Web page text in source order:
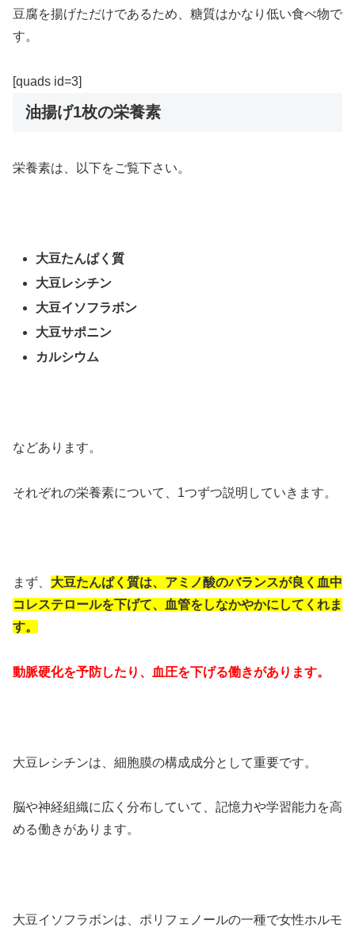
豆腐を揚げただけであるため、糖質はかなり低い食べ物で
す。
[quads id=3]
油揚げ1枚の栄養素
栄養素は、以下をご覧下さい。
大豆たんぱく質
大豆レシチン
大豆イソフラボン
大豆サポニン
カルシウム
などあります。
それぞれの栄養素について、1つずつ説明していきます。
まず、 大豆たんぱく質は、アミノ酸のバランスが良く血中
コレステロールを下げて、血管をしなかやかにしてくれま
す。
動脈硬化を予防したり、血圧を下げる働きがあります。
大豆レシチンは、細胞膜の構成成分として重要です。
脳や神経組織に広く分布していて、記憶力や学習能力を高
める働きがあります。
大豆イソフラボンは、ポリフェノールの一種で女性ホルモ